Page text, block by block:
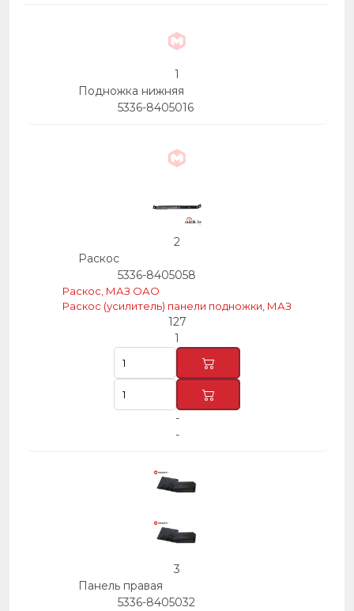
1
Подножка нижняя
5336-8405016
2
Раскос
5336-8405058
Раскос, МАЗ ОАО
Раскос (усилитель) панели подножки, МАЗ
127
1
-
-
3
Панель правая
5336-8405032